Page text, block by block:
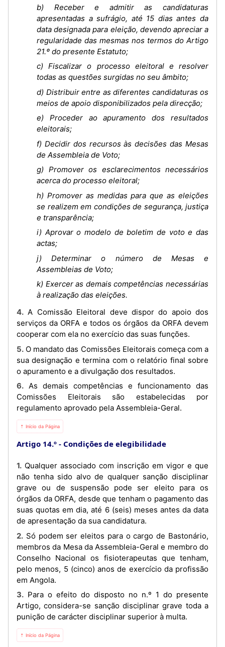
b) Receber e admitir as candidaturas
apresentadas a sufrágio, até 15 dias antes da
data designada para eleição, devendo apreciar a
regularidade das mesmas nos termos do Artigo
21.º do presente Estatuto;
c) Fiscalizar o processo eleitoral e resolver
todas as questões surgidas no seu âmbito;
d) Distribuir entre as diferentes candidaturas os
meios de apoio disponibilizados pela direcção;
e) Proceder ao apuramento dos resultados
eleitorais;
f) Decidir dos recursos às decisões das Mesas
de Assembleia de Voto;
g) Promover os esclarecimentos necessários
acerca do processo eleitoral;
h) Promover as medidas para que as eleições
se realizem em condições de segurança, justiça
e transparência;
i) Aprovar o modelo de boletim de voto e das
actas;
j) Determinar o número de Mesas e
Assembleias de Voto;
k) Exercer as demais competências necessárias
à realização das eleições.
4. A Comissão Eleitoral deve dispor do apoio dos
serviços da ORFA e todos os órgãos da ORFA devem
cooperar com ela no exercício das suas funções.
5. O mandato das Comissões Eleitorais começa com a
sua designação e termina com o relatório final sobre
o apuramento e a divulgação dos resultados.
6. As demais competências e funcionamento das
Comissões Eleitorais são estabelecidas por
regulamento aprovado pela Assembleia-Geral.
⇡ Início da Página
Artigo 14.º Condições de elegibilidade
1. Qualquer associado com inscrição em vigor e que
não tenha sido alvo de qualquer sanção disciplinar
grave ou de suspensão pode ser eleito para os
órgãos da ORFA, desde que tenham o pagamento das
suas quotas em dia, até 6 (seis) meses antes da data
de apresentação da sua candidatura.
2. Só podem ser eleitos para o cargo de Bastonário,
membros da Mesa da Assembleia-Geral e membro do
Conselho Nacional os fisioterapeutas que tenham,
pelo menos, 5 (cinco) anos de exercício da profissão
em Angola.
3. Para o efeito do disposto no n.º 1 do presente
Artigo, considera-se sanção disciplinar grave toda a
punição de carácter disciplinar superior à multa.
⇡ Início da Página